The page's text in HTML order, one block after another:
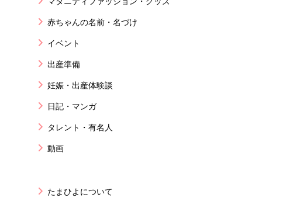
赤ちゃんの名前・名づけ
イベント
出産準備
妊娠・出産体験談
日記・マンガ
タレント・有名人
動画
たまひよについて